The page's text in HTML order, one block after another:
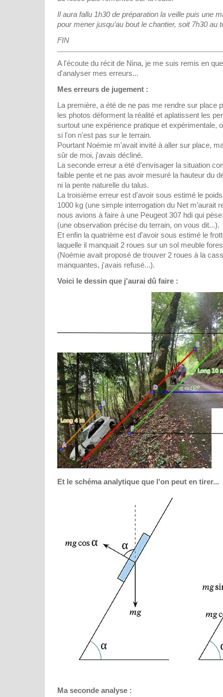
Il aura fallu 1h30 de préparation la veille puis une
pour mener jusqu’au bout le chantier, soit 7h30 au
FIN
A l'écoute du récit de Nina, je me suis remis en
d'analyser mes erreurs...
Mes erreurs de jugement :
La première, a été de ne pas me rendre sur place
les photos déforment la réalité et aplatissent les
surtout une expérience pratique et expérimentale,
si l'on n'est pas sur le terrain.
Pourtant Noémie m'avait invité à aller sur place,
sûr de moi, j'avais décliné.
La seconde erreur a été d'envisager la situation
faible pente et ne pas avoir mesuré la hauteur du
ni la pente naturelle du talus.
La troisième erreur est d'avoir sous estimé le
1000 kg (une simple interrogation du Net m’aurait
nous avions à faire à une Peugeot 307 hdi qui
(une observation précise du terrain, on vous dit...).
Et enfin la quatrième est d'avoir sous estimé le
laquelle il manquait 2 roues sur un sol meuble
(Noémie avait proposé de trouver 2 roues à la
manquantes, j'avais refusé...).
Voici le dessin que j'aurai dû faire :
Et le schéma analytique que l'on peut en tirer...
Ma seconde analyse :